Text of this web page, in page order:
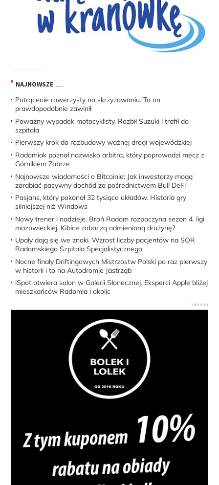
NAJNOWSZE
Potrącenie rowerzysty na skrzyżowaniu. To on
prawdopodobnie zawinił
Poważny wypadek motocyklisty. Rozbił Suzuki i trafił do
szpitala
Pierwszy krok do rozbudowy ważnej drogi wojewódzkiej
Radomiak poznał nazwisko arbitra, który poprowadzi mecz z
Górnikiem Zabrze
Najnowsze wiadomości o Bitcoinie: Jak inwestorzy mogą
zarabiać pasywny dochód za pośrednictwem Bull DeFi
Pasjans, który pokonał 32 tysiące układów. Historia gry
silniejszej niż Windows
Nowy trener i nadzieje. Broń Radom rozpoczyna sezon 4. ligi
mazowieckiej. Kibice zobaczą odmienioną drużynę?
Upały dają się we znaki. Wzrost liczby pacjentów na SOR
Radomskiego Szpitala Specjalistycznego
Nocne finały Driftingowych Mistrzostw Polski po raz pierwszy
w historii i to na Autodromie Jastrząb
iSpot otwiera salon w Galerii Słonecznej. Eksperci Apple bliżej
mieszkańców Radomia i okolic